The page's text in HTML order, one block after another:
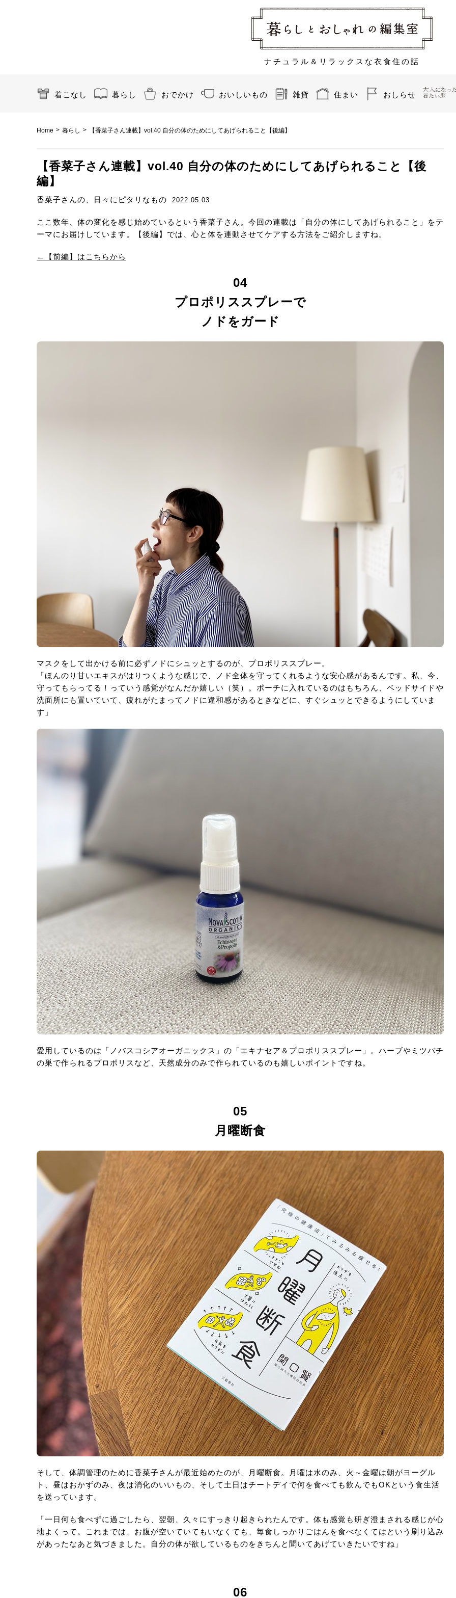
ナチュラル＆リラックスな衣食住の話
着こなし 暮らし おでかけ おいしいもの 雑貨 住まい おしらせ
Home > 暮らし > 【香菜子さん連載】vol.40 自分の体のためにしてあげられること【後編】
【香菜子さん連載】vol.40 自分の体のためにしてあげられること【後
編】
香菜子さんの、日々にピタリなもの 2022.05.03
ここ数年、体の変化を感じ始めているという香菜子さん。今回の連載は「自分の体にしてあげられること」をテ
ーマにお届けしています。【後編】では、心と体を連動させてケアする方法をご紹介しますね。
←【前編】はこちらから
04
プロポリススプレーで
ノドをガード
マスクをして出かける前に必ずノドにシュッとするのが、プロポリススプレー。
「ほんのり甘いエキスがはりつくような感じで、ノド全体を守ってくれるような安心感があるんです。私、今、
守ってもらってる！っていう感覚がなんだか嬉しい（笑）。ポーチに入れているのはもちろん、ベッドサイドや
洗面所にも置いていて、疲れがたまってノドに違和感があるときなどに、すぐシュッとできるようにしていま
す」
愛用しているのは「ノバスコシアオーガニックス」の「エキナセア＆プロポリススプレー」。ハーブやミツバチ
の巣で作られるプロポリスなど、天然成分のみで作られているのも嬉しいポイントですね。
05
月曜断食
そして、体調管理のために香菜子さんが最近始めたのが、月曜断食。月曜は水のみ、火～金曜は朝がヨーグル
ト、昼はおかずのみ、夜は消化のいいもの、そして土日はチートデイで何を食べても飲んでもOKという食生活
を送っています。
「一日何も食べずに過ごしたら、翌朝、久々にすっきり起きられたんです。体も感覚も研ぎ澄まされる感じが心
地よくって。これまでは、お腹が空いていてもいなくても、毎食しっかりごはんを食べなくてはという刷り込み
があったなあと気づきました。自分の体が欲しているものをきちんと聞いてあげていきたいですね」
06